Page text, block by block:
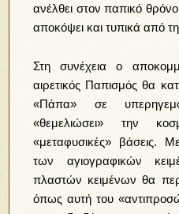
ανέλθει στον παπικό
αποκόψει και τυπικά από
Στη συνέχεια ο
αιρετικός Παπισμός θα
«Πάπα» σε
«θεμελιώσει» την
«μεταφυσικές» βάσεις.
των αγιογραφικών
πλαστών κειμένων θα
όπως αυτή του